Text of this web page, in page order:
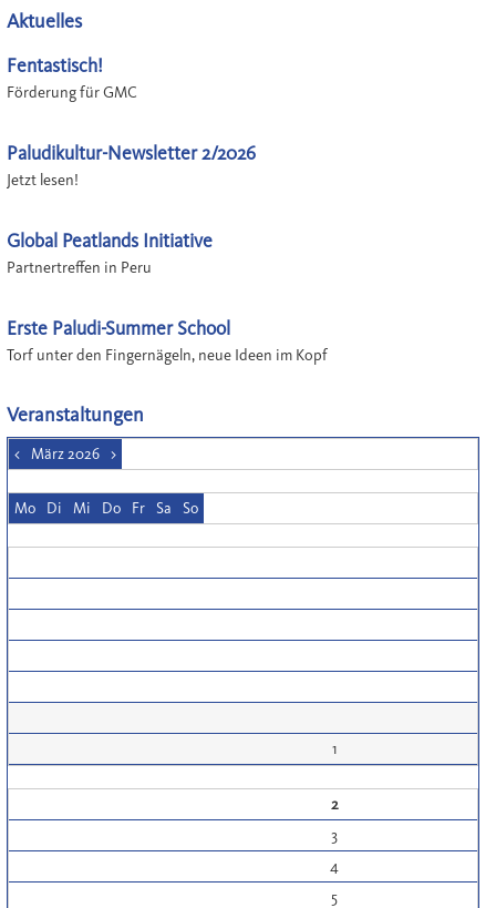
Aktuelles
Fentastisch!
Förderung für GMC
Paludikultur-Newsletter 2/2026
Jetzt lesen!
Global Peatlands Initiative
Partnertreffen in Peru
Erste Paludi-Summer School
Torf unter den Fingernägeln, neue Ideen im Kopf
Veranstaltungen
< März 2026 >
Mo Di Mi Do Fr Sa So
1
2
3
4
5